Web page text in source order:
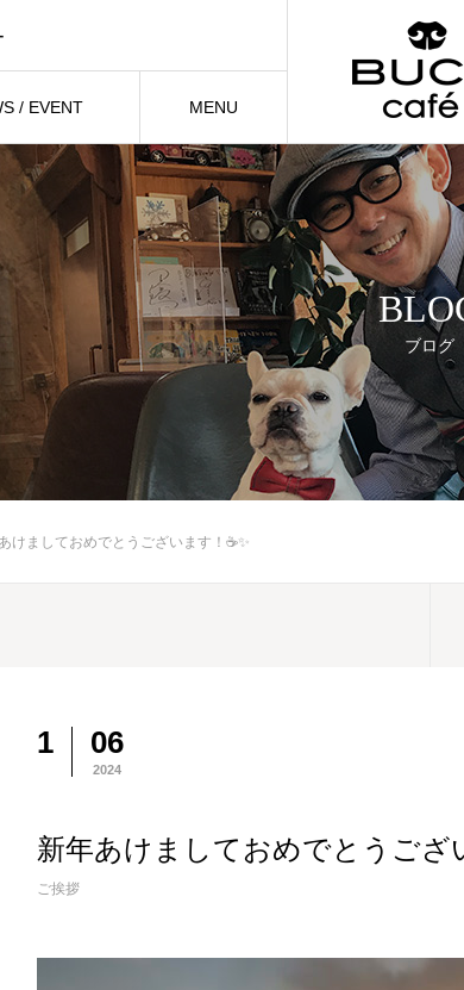
/ EVENT
MENU
記念ライブ開催
ブログ
けましておめでとうございます！☕️✨
1 06
2024
新年あけましておめでとうござ
ご挨拶